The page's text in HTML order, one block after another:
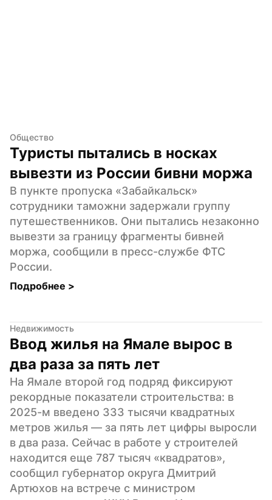
Общество
Туристы пытались в носках
вывезти из России бивни моржа
В пункте пропуска «Забайкальск»
сотрудники таможни задержали группу
путешественников. Они пытались незаконно
вывезти за границу фрагменты бивней
моржа, сообщили в пресс-службе ФТС
России.
Подробнее >
Недвижимость
Ввод жилья на Ямале вырос в
два раза за пять лет
На Ямале второй год подряд фиксируют
рекордные показатели строительства: в
2025-м введено 333 тысячи квадратных
метров жилья — за пять лет цифры выросли
в два раза. Сейчас в работе у строителей
находится еще 787 тысяч «квадратов»,
сообщил губернатор округа Дмитрий
Артюхов на встрече с министром